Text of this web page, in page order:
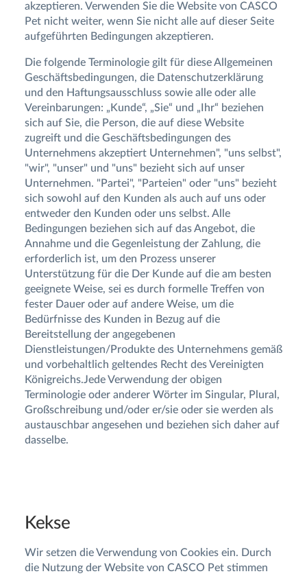
akzeptieren. Verwenden Sie die Website von CASCO
Pet nicht weiter, wenn Sie nicht alle auf dieser Seite
aufgeführten Bedingungen akzeptieren.
Die folgende Terminologie gilt für diese Allgemeinen
Geschäftsbedingungen, die Datenschutzerklärung
und den Haftungsausschluss sowie alle oder alle
Vereinbarungen: „Kunde“, „Sie“ und „Ihr“ beziehen
sich auf Sie, die Person, die auf diese Website
zugreift und die Geschäftsbedingungen des
Unternehmens akzeptiert Unternehmen", "uns selbst",
"wir", "unser" und "uns" bezieht sich auf unser
Unternehmen. "Partei", "Parteien" oder "uns" bezieht
sich sowohl auf den Kunden als auch auf uns oder
entweder den Kunden oder uns selbst. Alle
Bedingungen beziehen sich auf das Angebot, die
Annahme und die Gegenleistung der Zahlung, die
erforderlich ist, um den Prozess unserer
Unterstützung für die Der Kunde auf die am besten
geeignete Weise, sei es durch formelle Treffen von
fester Dauer oder auf andere Weise, um die
Bedürfnisse des Kunden in Bezug auf die
Bereitstellung der angegebenen
Dienstleistungen/Produkte des Unternehmens gemäß
und vorbehaltlich geltendes Recht des Vereinigten
Königreichs.Jede Verwendung der obigen
Terminologie oder anderer Wörter im Singular, Plural,
Großschreibung und/oder er/sie oder sie werden als
austauschbar angesehen und beziehen sich daher auf
dasselbe.
Kekse
Wir setzen die Verwendung von Cookies ein. Durch
die Nutzung der Website von CASCO Pet stimmen